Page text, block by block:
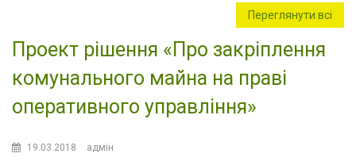
Переглянути всі
Проект рішення «Про закріплення
комунального майна на праві
оперативного управління»
19.03.2018 адмін